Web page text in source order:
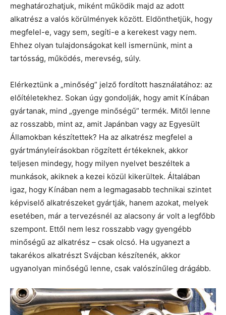
meghatározhatjuk, miként működik majd az adott
alkatrész a valós körülmények között. Eldönthetjük, hogy
megfelel-e, vagy sem, segíti-e a kerekest vagy nem.
Ehhez olyan tulajdonságokat kell ismernünk, mint a
tartósság, működés, merevség, súly.
Elérkeztünk a „minőség” jelző fordított használatához: az
előítéletekhez. Sokan úgy gondolják, hogy amit Kínában
gyártanak, mind „gyenge minőségű” termék. Mitől lenne
az rosszabb, mint az, amit Japánban vagy az Egyesült
Államokban készítettek? Ha az alkatrész megfelel a
gyártmányleírásokban rögzített értékeknek, akkor
teljesen mindegy, hogy milyen nyelvet beszéltek a
munkások, akiknek a kezei közül kikerültek. Általában
igaz, hogy Kínában nem a legmagasabb technikai szintet
képviselő alkatrészeket gyártják, hanem azokat, melyek
esetében, már a tervezésnél az alacsony ár volt a legfőbb
szempont. Ettől nem lesz rosszabb vagy gyengébb
minőségű az alkatrész – csak olcsó. Ha ugyanezt a
takarékos alkatrészt Svájcban készítenék, akkor
ugyanolyan minőségű lenne, csak valószínűleg drágább.